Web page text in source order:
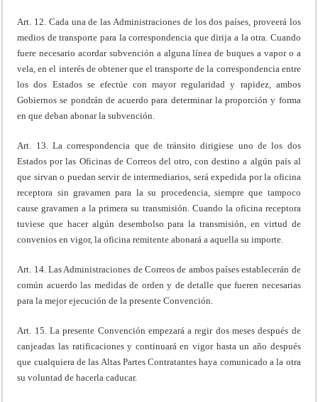
Art. 12. Cada una de las Administraciones de los dos países, proveerá los
medios de transporte para la correspondencia que dirija a la otra. Cuando
fuere necesario acordar subvención a alguna línea de buques a vapor o a
vela, en el interés de obtener que el transporte de la correspondencia entre
los dos Estados se efectúe con mayor regularidad y rapidez, ambos
Gobiernos se pondrán de acuerdo para determinar la proporción y forma
en que deban abonar la subvención.
Art. 13. La correspondencia que de tránsito dirigiese uno de los dos
Estados por las Oficinas de Correos del otro, con destino a algún país al
que sirvan o puedan servir de intermediarios, será expedida por la oficina
receptora sin gravamen para la su procedencia, siempre que tampoco
cause gravamen a la primera su transmisión. Cuando la oficina receptora
tuviese que hacer algún desembolso para la transmisión, en virtud de
convenios en vigor, la oficina remitente abonará a aquella su importe.
Art. 14. Las Administraciones de Correos de ambos países establecerán de
común acuerdo las medidas de orden y de detalle que fueren necesarias
para la mejor ejecución de la presente Convención.
Art. 15. La presente Convención empezará a regir dos meses después de
canjeadas las ratificaciones y continuará en vigor hasta un año después
que cualquiera de las Altas Partes Contratantes haya comunicado a la otra
su voluntad de hacerla caducar.